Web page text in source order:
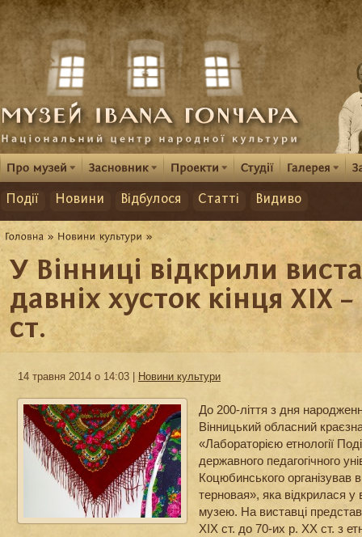
Події Новини Відбулося Статті Видиво
У Вінниці відкрили
давніх хусток кінця ХІХ
ст.
14 травня 2014 о 14:03 | Новини культури
До 200-ліття з дня
Вінницький обласний
«Лабораторією етнології
державного педагогічного
Коцюбинського організував
терновая», яка відкрилася у
музею. На виставці
ХІХ ст. до 70-их р. ХХ ст. з